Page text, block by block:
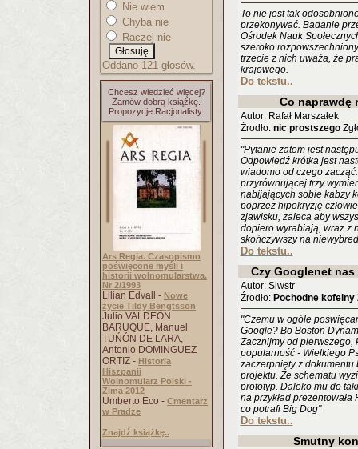
Nie wiem
Chyba nie
Raczej nie
Oddano 121 głosów.
Chcesz wiedzieć więcej?
Zamów dobrą książkę.
Propozycje Racjonalisty:
Ars Regia. Czasopismo
poświęcone myśli i
historii wolnomularstwa.
Nr 2/1993
Lilian Edvall - Nowe
życie Tildy Bengtsson
Julio VALDEÓN
BARUQUE, Manuel
TUŃÓN DE LARA,
Antonio DOMINGUEZ
ORTIZ - Historia
Hiszpanii
Wolnomularz Polski -
Zima 2012
Umberto Eco - Cmentarz
w Pradze
Znajdź książkę..
To nie jest tak
przekonywać. Badanie
Ośrodek Nauk
szeroko
trzecie z nich uważa, że
krajowego.
Do tekstu..
Co naprawdę
Autor: Rafał Marszałek
Źrodło: nic prostszego
"Pytanie zatem jest
Odpowiedź krótka jest
wiadomo od czego
przyrównującej trzy
nabijających sobie kabzy
poprzez hipokryzję
zjawisku, zaleca aby
dopiero wyrabiają, wraz z
skończywszy na
Do tekstu..
Czy Googlenet
Autor: Slwstr
Źrodło: Pochodne kofeiny
"Czemu w ogóle
Google? Bo Boston
Zacznijmy od pierwszego,
popularność - Wielkiego
zaczerpnięty z
projektu. Ze schematu
prototyp. Daleko mu do
na przykład
co potrafi Big Dog"
Do tekstu..
Smutny